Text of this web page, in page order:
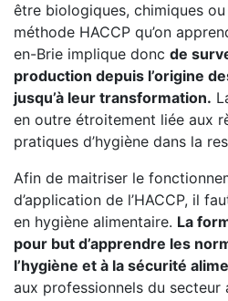
être biologiques, chimiques ou
méthode HACCP qu’on
en-Brie implique donc de
production depuis l’origine
jusqu’à leur transformation.
en outre étroitement liée aux
pratiques d’hygiène dans la
Afin de maitriser le
d’application de l’HACCP, il
en hygiène alimentaire. La
pour but d’apprendre les
l’hygiène et à la sécurité
aux professionnels du